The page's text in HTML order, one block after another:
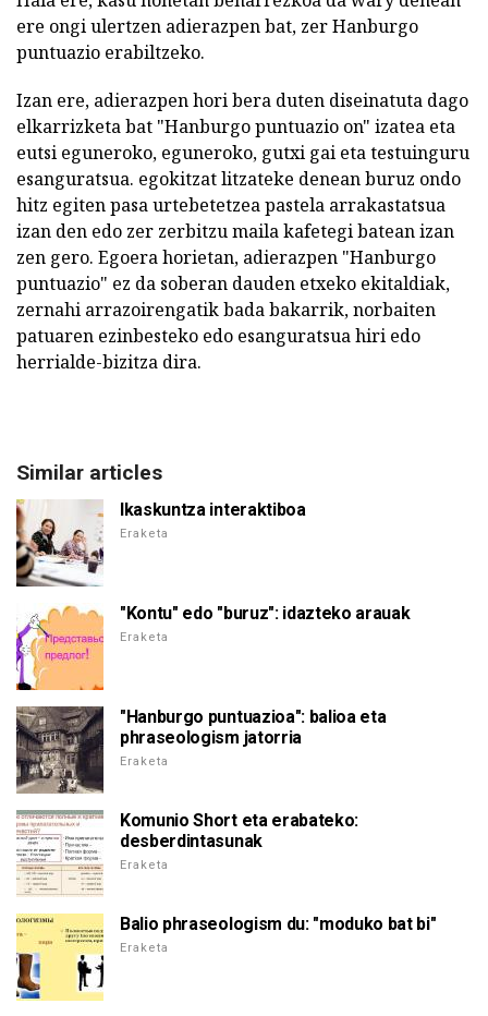
ere ongi ulertzen adierazpen bat, zer Hanburgo
puntuazio erabiltzeko.
Izan ere, adierazpen hori bera duten diseinatuta dago
elkarrizketa bat "Hanburgo puntuazio on" izatea eta
eutsi eguneroko, eguneroko, gutxi gai eta testuinguru
esanguratsua. egokitzat litzateke denean buruz ondo
hitz egiten pasa urtebetetzea pastela arrakastatsua
izan den edo zer zerbitzu maila kafetegi batean izan
zen gero. Egoera horietan, adierazpen "Hanburgo
puntuazio" ez da soberan dauden etxeko ekitaldiak,
zernahi arrazoirengatik bada bakarrik, norbaiten
patuaren ezinbesteko edo esanguratsua hiri edo
herrialde-bizitza dira.
Similar articles
Ikaskuntza interaktiboa
Eraketa
"Kontu" edo "buruz": idazteko arauak
Eraketa
"Hanburgo puntuazioa": balioa eta
phraseologism jatorria
Eraketa
Komunio Short eta erabateko:
desberdintasunak
Eraketa
Balio phraseologism du: "moduko bat bi"
Eraketa